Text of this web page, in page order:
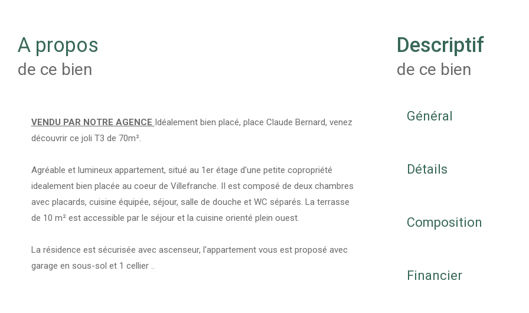
a propos
de ce bien
VENDU PAR NOTRE AGENCE Idéalement bien placé, place Claude Bernard, venez
découvrir ce joli T3 de 70m².
Agréable et lumineux appartement, situé au 1er étage d'une petite copropriété
idealement bien placée au coeur de Villefranche. II est composé de deux chambres
avec placards, cuisine équipée, séjour, salle de douche et WC séparés. La terrasse
de 10 m² est accessible par le séjour et la cuisine orienté plein ouest.
La résidence est sécurisée avec ascenseur, l'appartement vous est proposé avec
garage en sous-sol et 1 cellier ..
descriptif
de ce bien
Général
Détails
Composition
Financier